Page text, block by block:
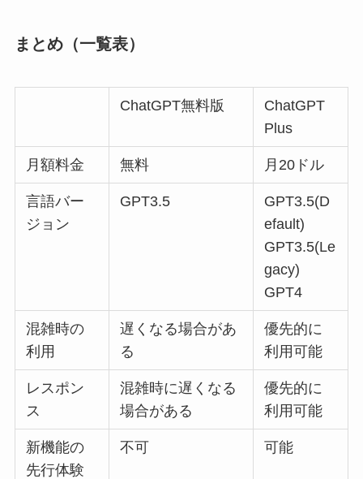
まとめ（一覧表）
ChatGPT無料版
ChatGPT
Plus
月額料金 無料 月20ドル
言語バー
ジョン
GPT3.5
GPT3.5(D
efault)
GPT3.5(Le
gacy)
GPT4
混雑時の
利用
遅くなる場合があ
る
優先的に
利用可能
レスポン
ス
混雑時に遅くなる
場合がある
優先的に
利用可能
新機能の
先行体験
不可 可能